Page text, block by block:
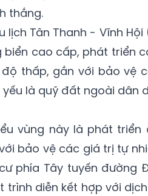
thắng.
lịch Tân Thanh - Vĩnh
biển cao cấp, phát triển
thấp, gắn với bảo vệ
là quỹ đất ngoài dân
vùng này là phát
bảo vệ các giá trị tự
phía Tây tuyến đường
trình diễn kết hợp với